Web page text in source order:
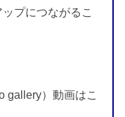
プにつながるこ
）動画はこ